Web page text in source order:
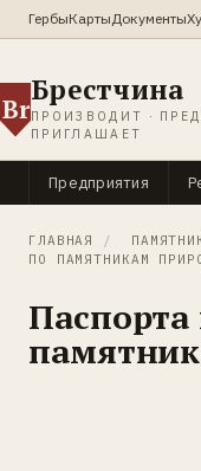
ГербыКартыДокументы
Br
Брестчина
ПРОИЗВОДИТ ·
ПРИГЛАШАЕТ
Предприятия
ГЛАВНАЯ /
ПО ПАМЯТНИКАМ